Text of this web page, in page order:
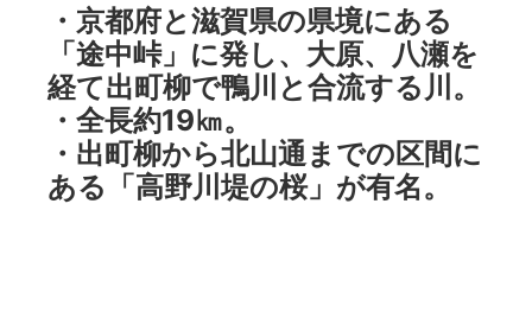
・京都府と滋賀県の県境にある
「途中峠」に発し、大原、八瀬を
経て出町柳で鴨川と合流する川。
・全長約19㎞。
・出町柳から北山通までの区間に
ある「高野川堤の桜」が有名。